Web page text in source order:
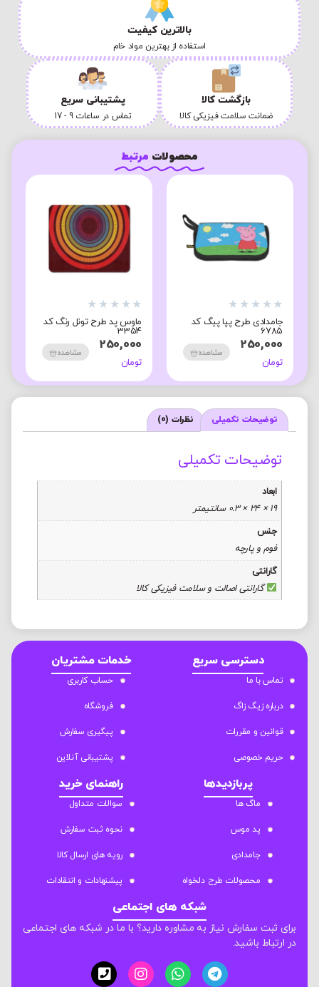
بالاترین کیفیت
استفاده از بهترین مواد خام
بازگشت کالا
ضمانت سلامت فیزیکی کالا
پشتیبانی سریع
تماس در ساعات 9 - 17
محصولات مرتبط
★
★
★
★
★
جامدادی طرح پپا پیگ کد
6785
250,000
تومان
مشاهده
★
★
★
★
★
ماوس پد طرح تونل رنگ کد
3354
250,000
تومان
مشاهده
توضیحات تکمیلی نظرات (0)
توضیحات تکمیلی
ابعاد
19 × 24 × 0.3 سانتیمتر
جنس
فوم و پارچه
گارانتی
گارانتی اصالت و سلامت فیزیکی کالا
دسترسی سریع
تماس با ما
درباره زیگ زاگ
قوانین و مقررات
حریم خصوصی
خدمات مشتریان
حساب کاربری
فروشگاه
پیگیری سفارش
پشتیبانی آنلاین
پربازدیدها
ماگ ها
پد موس
جامدادی
محصولات طرح دلخواه
راهنمای خرید
سوالات متداول
نحوه ثبت سفارش
رویه های ارسال کالا
پیشنهادات و انتقادات
شبکه های اجتماعی
برای ثبت سفارش نیاز به مشاوره دارید؟ با ما در شبکه های اجتماعی
در ارتباط باشید.